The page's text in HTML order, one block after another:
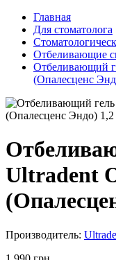
Главная
Для стоматолога
Отбеливающие
Отбеливающий
(Опалесценс
Ultradent
Производитель: